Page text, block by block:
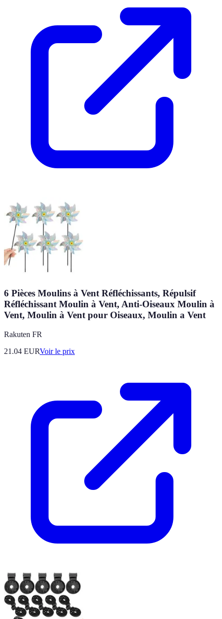
6 Pièces Moulins à Vent Réfléchissants, Répulsif
Réfléchissant Moulin à Vent, Anti-Oiseaux Moulin à
Vent, Moulin à Vent pour Oiseaux, Moulin a Vent
Rakuten FR
21.04 EURVoir le prix